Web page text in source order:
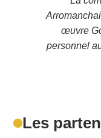
œuvre
personnel
Les